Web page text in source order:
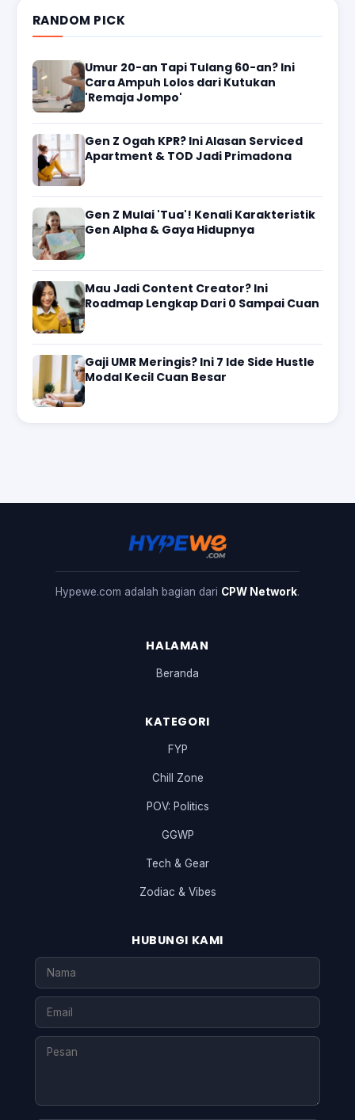
RANDOM PICK
Umur 20-an Tapi Tulang 60-an? Ini
Cara Ampuh Lolos dari Kutukan
'Remaja Jompo'
Gen Z Ogah KPR? Ini Alasan Serviced
Apartment & TOD Jadi Primadona
Gen Z Mulai 'Tua'! Kenali Karakteristik
Gen Alpha & Gaya Hidupnya
Mau Jadi Content Creator? Ini
Roadmap Lengkap Dari 0 Sampai Cuan
Gaji UMR Meringis? Ini 7 Ide Side Hustle
Modal Kecil Cuan Besar
Hypewe.com adalah bagian dari CPW Network.
HALAMAN
Beranda
KATEGORI
FYP
Chill Zone
POV: Politics
GGWP
Tech & Gear
Zodiac & Vibes
HUBUNGI KAMI